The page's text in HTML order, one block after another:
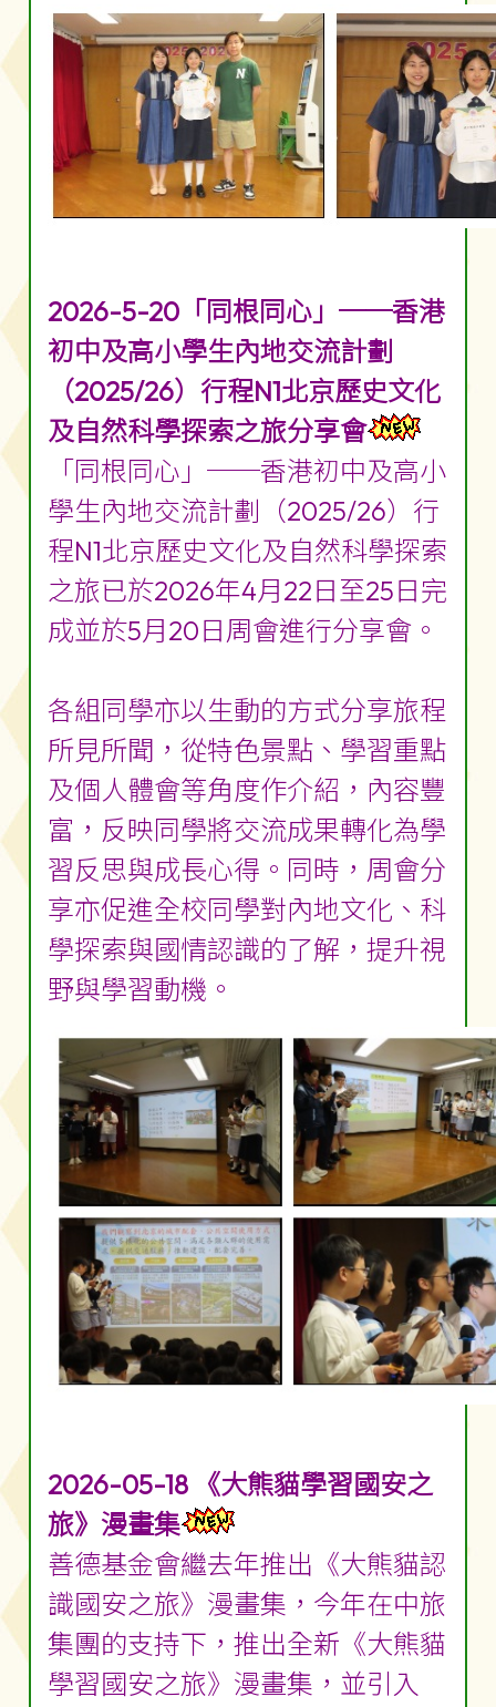
2026-5-20「同根同心」──香港
初中及高小學生內地交流計劃
（2025/26）行程N1北京歷史文化
及自然科學探索之旅分享會
「同根同心」──香港初中及高小
學生內地交流計劃（2025/26）行
程N1北京歷史文化及自然科學探索
之旅已於2026年4月22日至25日完
成並於5月20日周會進行分享會。
各組同學亦以生動的方式分享旅程
所見所聞，從特色景點、學習重點
及個人體會等角度作介紹，內容豐
富，反映同學將交流成果轉化為學
習反思與成長心得。同時，周會分
享亦促進全校同學對內地文化、科
學探索與國情認識的了解，提升視
野與學習動機。
2026-05-18 《大熊貓學習國安之
旅》漫畫集
善德基金會繼去年推出《大熊貓認
識國安之旅》漫畫集，今年在中旅
集團的支持下，推出全新《大熊貓
學習國安之旅》漫畫集，並引入